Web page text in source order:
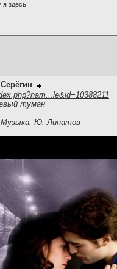
я здесь
туман
Ю. Липатов